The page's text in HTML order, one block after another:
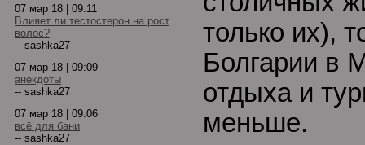
07 мар 18 | 09:11
Влияет ли тестостерон на рост
волос?
-- sashka27
07 мар 18 | 09:09
анекдоты
-- sashka27
07 мар 18 | 09:06
всё для бани
-- sashka27
только их),
Болгарии в
отдыха и
меньше.